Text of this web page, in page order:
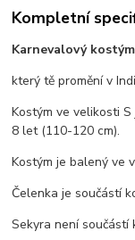
Kompletní
Karnevalový kostým
který tě promění v
Kostým ve velikosti
8 let (110-120 cm).
Kostým je balený ve
Čelenka je součástí
Sekyra není součástí